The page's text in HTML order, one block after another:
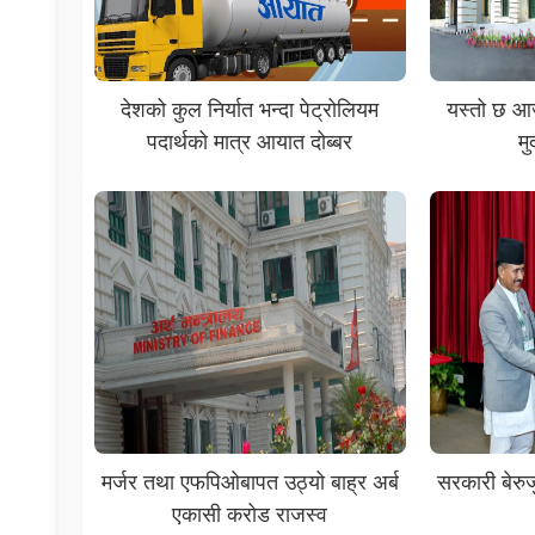
देशको कुल निर्यात भन्दा पेट्रोलियम
पदार्थको मात्र आयात दोब्बर
यस्तो छ
मर्जर तथा एफपिओबापत उठ्यो बाह्र अर्ब
एकासी करोड राजस्व
सरकारी